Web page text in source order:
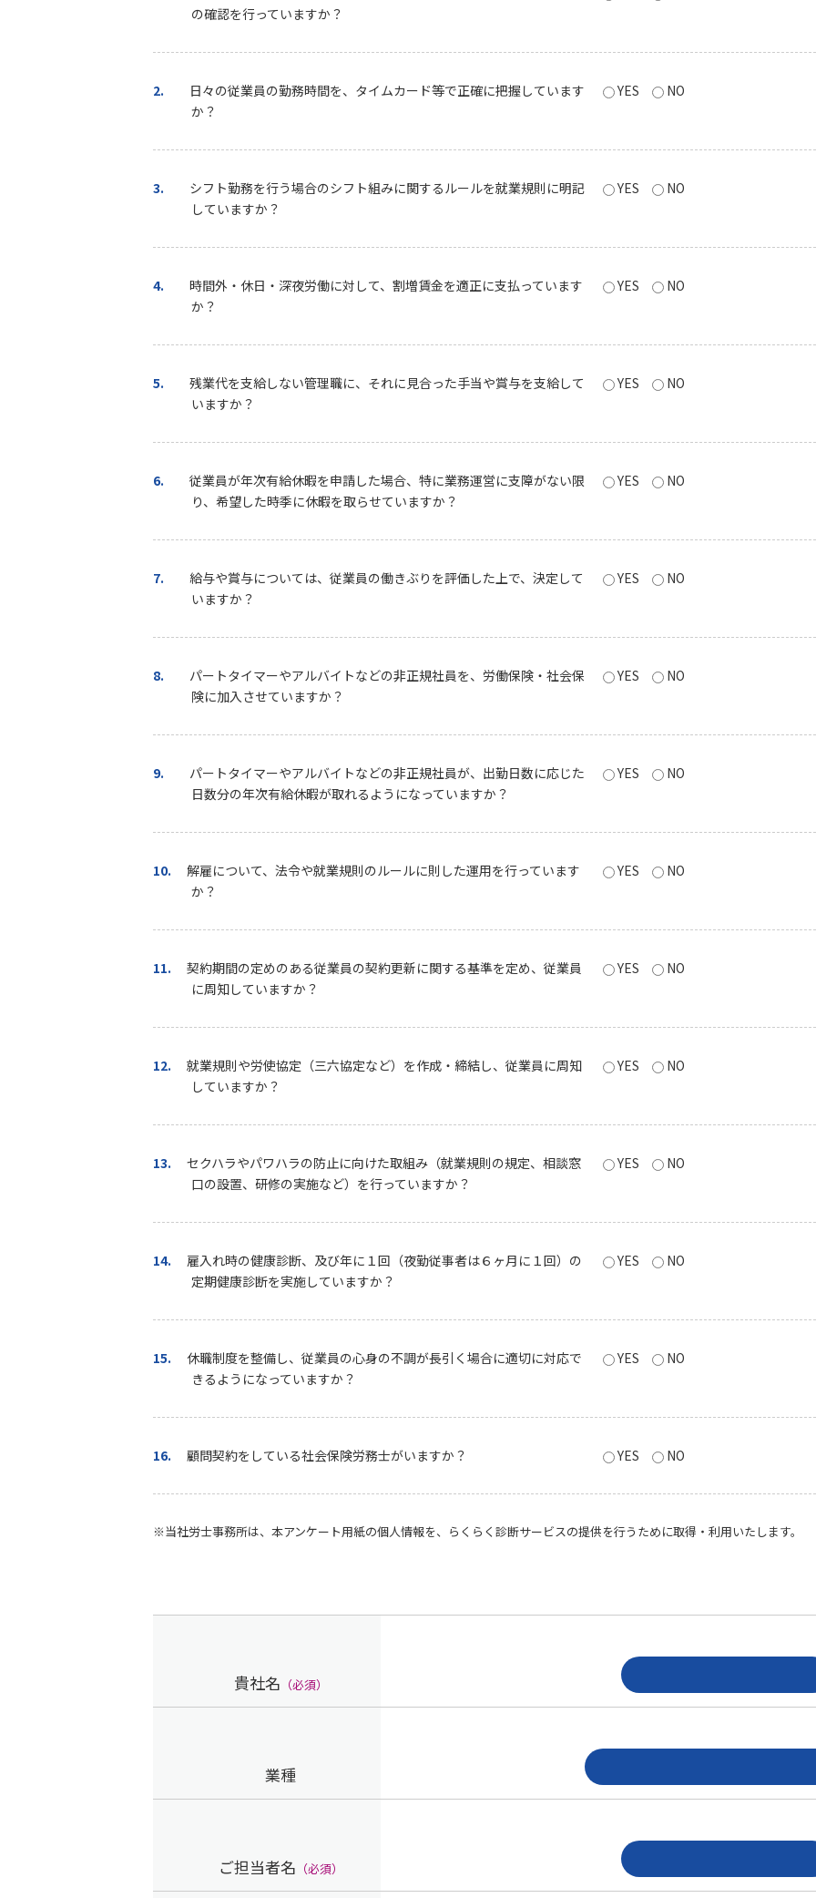
の確認を行っていますか？
2.
日々の従業員の勤務時間を、タイムカード等で正確に把握しています
か？
YES NO
3.
シフト勤務を行う場合のシフト組みに関するルールを就業規則に明記
していますか？
YES NO
4.
時間外・休日・深夜労働に対して、割増賃金を適正に支払っています
か？
YES NO
5.
残業代を支給しない管理職に、それに見合った手当や賞与を支給して
いますか？
YES NO
6.
従業員が年次有給休暇を申請した場合、特に業務運営に支障がない限
り、希望した時季に休暇を取らせていますか？
YES NO
7.
給与や賞与については、従業員の働きぶりを評価した上で、決定して
いますか？
YES NO
8.
パートタイマーやアルバイトなどの非正規社員を、労働保険・社会保
険に加入させていますか？
YES NO
9.
パートタイマーやアルバイトなどの非正規社員が、出勤日数に応じた
日数分の年次有給休暇が取れるようになっていますか？
YES NO
10.
解雇について、法令や就業規則のルールに則した運用を行っています
か？
YES NO
11.
契約期間の定めのある従業員の契約更新に関する基準を定め、従業員
に周知していますか？
YES NO
12.
就業規則や労使協定（三六協定など）を作成・締結し、従業員に周知
していますか？
YES NO
13.
セクハラやパワハラの防止に向けた取組み（就業規則の規定、相談窓
口の設置、研修の実施など）を行っていますか？
YES NO
14.
雇入れ時の健康診断、及び年に１回（夜勤従事者は６ヶ月に１回）の
定期健康診断を実施していますか？
YES NO
15.
休職制度を整備し、従業員の心身の不調が長引く場合に適切に対応で
きるようになっていますか？
YES NO
16. 顧問契約をしている社会保険労務士がいますか？ YES NO
※当社労士事務所は、本アンケート用紙の個人情報を、らくらく診断サービスの提供を行うために取得・利用いたします。
貴社名 （必須）
業種
ご担当者名 （必須）